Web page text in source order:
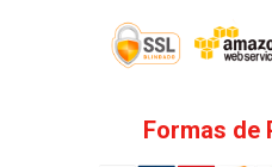
Formas de